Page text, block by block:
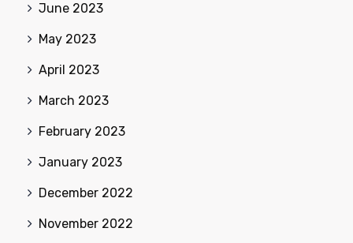
June 2023
May 2023
April 2023
March 2023
February 2023
January 2023
December 2022
November 2022